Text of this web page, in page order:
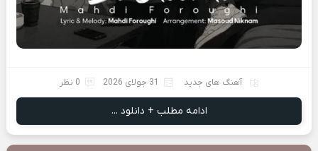
آهنگ های جدید 31 جولای 2026 0 نظر
ادامه مطلب + دانلود ...